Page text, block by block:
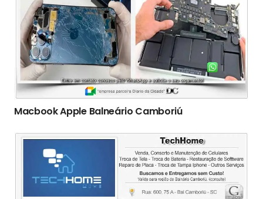
Macbook Apple Balneário Camboriú